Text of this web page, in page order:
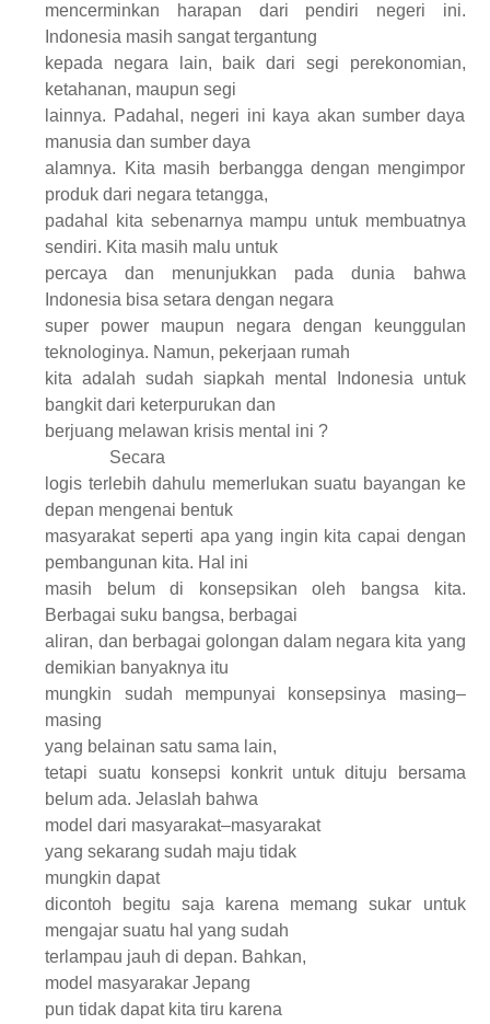
mencerminkan harapan dari pendiri negeri ini.
Indonesia masih sangat tergantung
kepada negara lain, baik dari segi perekonomian,
ketahanan, maupun segi
lainnya. Padahal, negeri ini kaya akan sumber daya
manusia dan sumber daya
alamnya. Kita masih berbangga dengan mengimpor
produk dari negara tetangga,
padahal kita sebenarnya mampu untuk membuatnya
sendiri. Kita masih malu untuk
percaya dan menunjukkan pada dunia bahwa
Indonesia bisa setara dengan negara
super power maupun negara dengan keunggulan
teknologinya. Namun, pekerjaan rumah
kita adalah sudah siapkah mental Indonesia untuk
bangkit dari keterpurukan dan
berjuang melawan krisis mental ini ?
Secara
logis terlebih dahulu memerlukan suatu bayangan ke
depan mengenai bentuk
masyarakat seperti apa yang ingin kita capai dengan
pembangunan kita. Hal ini
masih belum di konsepsikan oleh bangsa kita.
Berbagai suku bangsa, berbagai
aliran, dan berbagai golongan dalam negara kita yang
demikian banyaknya itu
mungkin sudah mempunyai konsepsinya masing–
masing
yang belainan satu sama lain,
tetapi suatu konsepsi konkrit untuk dituju bersama
belum ada. Jelaslah bahwa
model dari masyarakat–masyarakat
yang sekarang sudah maju tidak
mungkin dapat
dicontoh begitu saja karena memang sukar untuk
mengajar suatu hal yang sudah
terlampau jauh di depan. Bahkan,
model masyarakarJepang
pun tidak dapat kita tiru karena